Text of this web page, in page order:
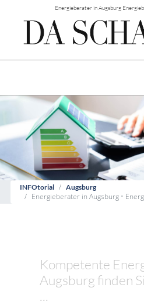
Energieberater in Augsburg
INFOtorial Augsburg
Energieberater in Augsburg •
Kompetente
Augsburg finden
...